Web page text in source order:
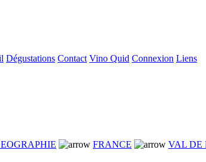
Dégustations Contact Vino Quid Connexion Liens
FRANCE VAL DE